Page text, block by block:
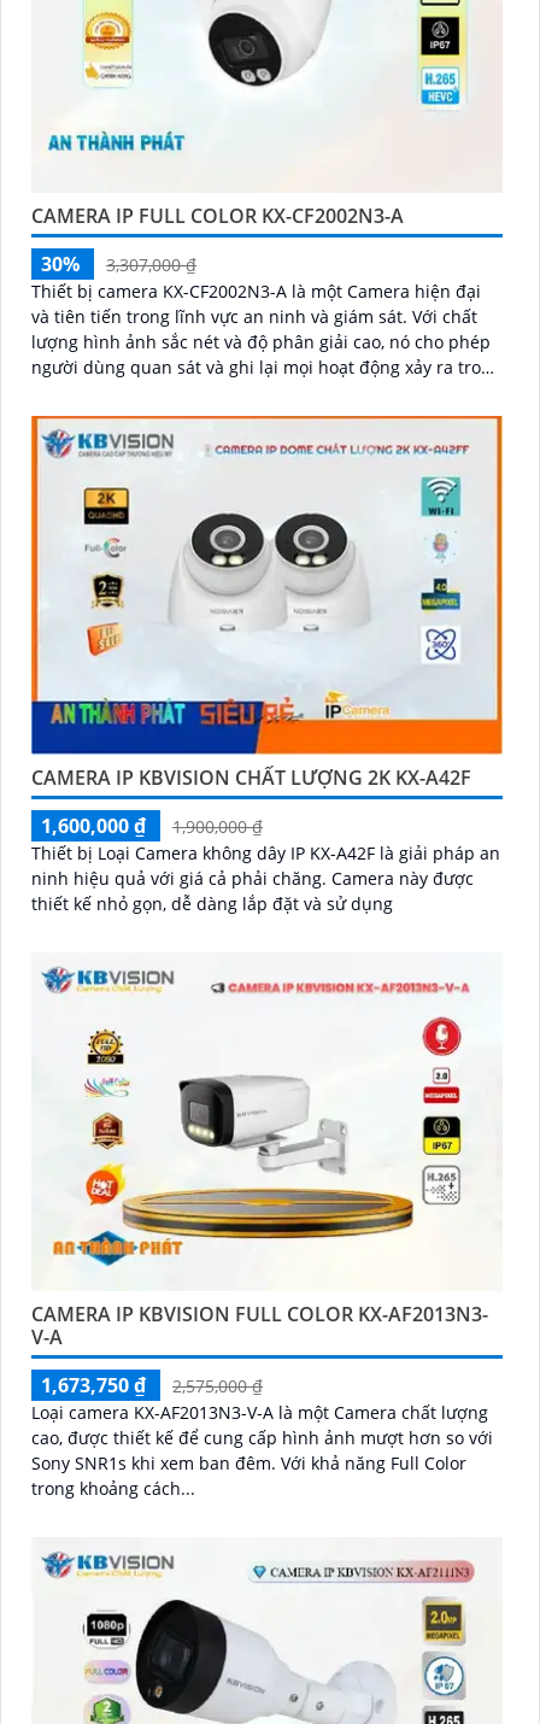
CAMERA IP FULL COLOR KX-CF2002N3-A
30%
3,307,000 ₫
Thiết bị camera KX-CF2002N3-A là một Camera hiện đại
và tiên tiến trong lĩnh vực an ninh và giám sát. Với chất
lượng hình ảnh sắc nét và độ phân giải cao, nó cho phép
người dùng quan sát và ghi lại mọi hoạt động xảy ra trong
CAMERA IP KBVISION CHẤT LƯỢNG 2K KX-A42F
1,600,000 ₫
1,900,000 ₫
Thiết bị Loại Camera không dây IP KX-A42F là giải pháp an
ninh hiệu quả với giá cả phải chăng. Camera này được
thiết kế nhỏ gọn, dễ dàng lắp đặt và sử dụng
CAMERA IP KBVISION FULL COLOR KX-AF2013N3-
V-A
1,673,750 ₫
2,575,000 ₫
Loại camera KX-AF2013N3-V-A là một Camera chất lượng
cao, được thiết kế để cung cấp hình ảnh mượt hơn so với
Sony SNR1s khi xem ban đêm. Với khả năng Full Color
trong khoảng cách...